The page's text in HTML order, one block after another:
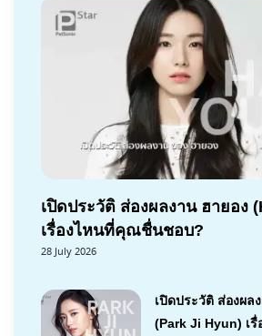
เปิดประวัติ ส่องผลงาน ฮายอง
เรื่องไหนที่คุณชื่นชอบ?
28 July 2026
เปิดประวัติ ส่องผล
(Park Ji Hyun) เ